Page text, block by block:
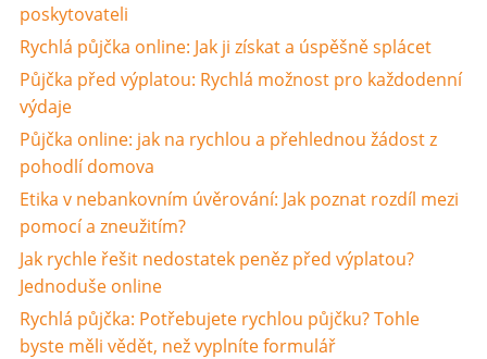
poskytovateli
Rychlá půjčka online: Jak ji získat a úspěšně splácet
Půjčka před výplatou: Rychlá možnost pro každodenní
výdaje
Půjčka online: jak na rychlou a přehlednou žádost z
pohodlí domova
Etika v nebankovním úvěrování: Jak poznat rozdíl mezi
pomocí a zneužitím?
Jak rychle řešit nedostatek peněz před výplatou?
Jednoduše online
Rychlá půjčka: Potřebujete rychlou půjčku? Tohle
byste měli vědět, než vyplníte formulář